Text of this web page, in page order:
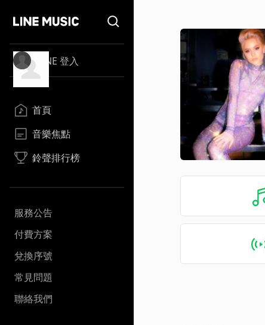
LINE 登入
首頁
音樂焦點
鈴聲排行榜
服務公告
付費方案
兌換序號
常見問題
聯絡我們